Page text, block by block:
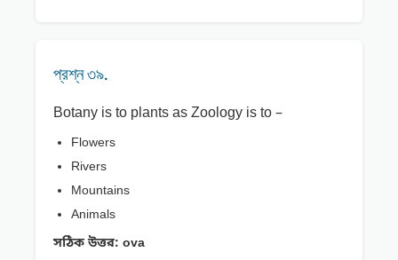
প্রশ্ন ৩৯.
Botany is to plants as Zoology is to –
Flowers
Rivers
Mountains
Animals
সঠিক উত্তর: ova